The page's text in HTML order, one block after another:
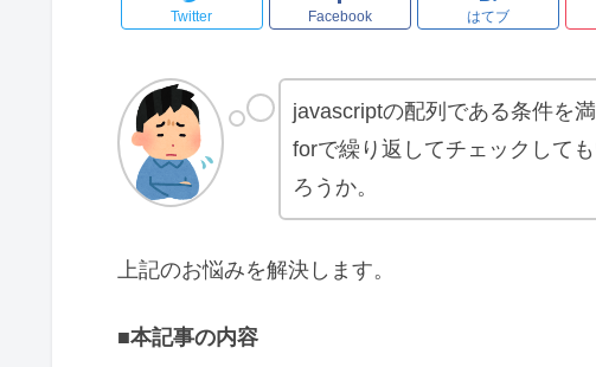
Twitter Facebook はてブ
javascriptの配列である条件を
forで繰り返してチェックして
ろうか。
上記のお悩みを解決します。
■本記事の内容